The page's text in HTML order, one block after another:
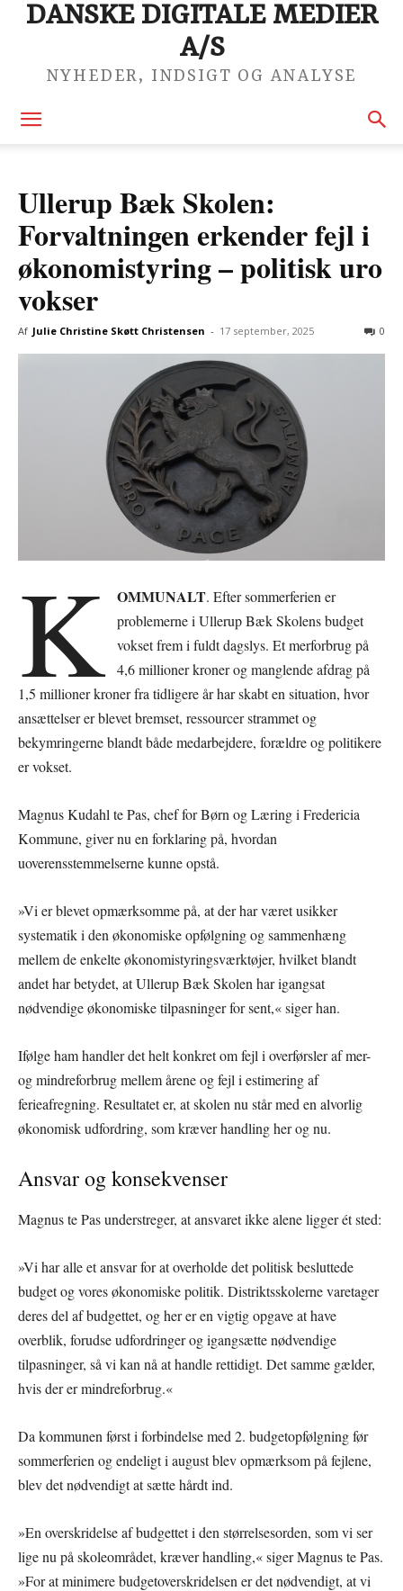
DANSKE DIGITALE MEDIER
A/S
NYHEDER, INDSIGT OG ANALYSE
Ullerup Bæk Skolen:
Forvaltningen erkender fejl i
økonomistyring – politisk uro
vokser
Af Julie Christine Skøtt Christensen - 17 september, 2025 0
K OMMUNALT. Efter sommerferien er
problemerne i Ullerup Bæk Skolens budget
vokset frem i fuldt dagslys. Et merforbrug på
4,6 millioner kroner og manglende afdrag på
1,5 millioner kroner fra tidligere år har skabt en situation, hvor
ansættelser er blevet bremset, ressourcer strammet og
bekymringerne blandt både medarbejdere, forældre og politikere
er vokset.
Magnus Kudahl te Pas, chef for Børn og Læring i Fredericia
Kommune, giver nu en forklaring på, hvordan
uoverensstemmelserne kunne opstå.
»Vi er blevet opmærksomme på, at der har været usikker
systematik i den økonomiske opfølgning og sammenhæng
mellem de enkelte økonomistyringsværktøjer, hvilket blandt
andet har betydet, at Ullerup Bæk Skolen har igangsat
nødvendige økonomiske tilpasninger for sent,« siger han.
Ifølge ham handler det helt konkret om fejl i overførsler af mer-
og mindreforbrug mellem årene og fejl i estimering af
ferieafregning. Resultatet er, at skolen nu står med en alvorlig
økonomisk udfordring, som kræver handling her og nu.
Ansvar og konsekvenser
Magnus te Pas understreger, at ansvaret ikke alene ligger ét sted:
»Vi har alle et ansvar for at overholde det politisk besluttede
budget og vores økonomiske politik. Distriktsskolerne varetager
deres del af budgettet, og her er en vigtig opgave at have
overblik, forudse udfordringer og igangsætte nødvendige
tilpasninger, så vi kan nå at handle rettidigt. Det samme gælder,
hvis der er mindreforbrug.«
Da kommunen først i forbindelse med 2. budgetopfølgning før
sommerferien og endeligt i august blev opmærksom på fejlene,
blev det nødvendigt at sætte hårdt ind.
»En overskridelse af budgettet i den størrelsesorden, som vi ser
lige nu på skoleområdet, kræver handling,« siger Magnus te Pas.
»For at minimere budgetoverskridelsen er det nødvendigt, at vi